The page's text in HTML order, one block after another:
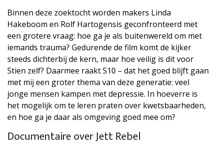
Binnen deze zoektocht worden makers Linda
Hakeboom en Rolf Hartogensis geconfronteerd met
een grotere vraag: hoe ga je als buitenwereld om met
iemands trauma? Gedurende de film komt de kijker
steeds dichterbij de kern, maar hoe veilig is dit voor
Stien zelf? Daarmee raakt S10 – dat het goed blijft gaan
met mij een groter thema van deze generatie: veel
jonge mensen kampen met depressie. In hoeverre is
het mogelijk om te leren praten over kwetsbaarheden,
en hoe ga je daar als omgeving goed mee om?
Documentaire over Jett Rebel